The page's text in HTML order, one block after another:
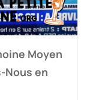
Moyen
Nous en